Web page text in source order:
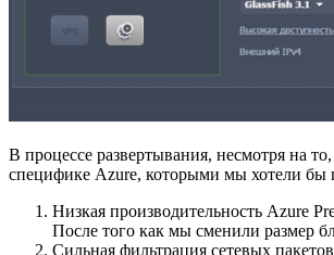
В процессе развертывания, несмотря на
специфике Azure, которыми мы хотели бы
Низкая производительность Azure
После того как мы сменили размер
Сильная фильтрация сетевых